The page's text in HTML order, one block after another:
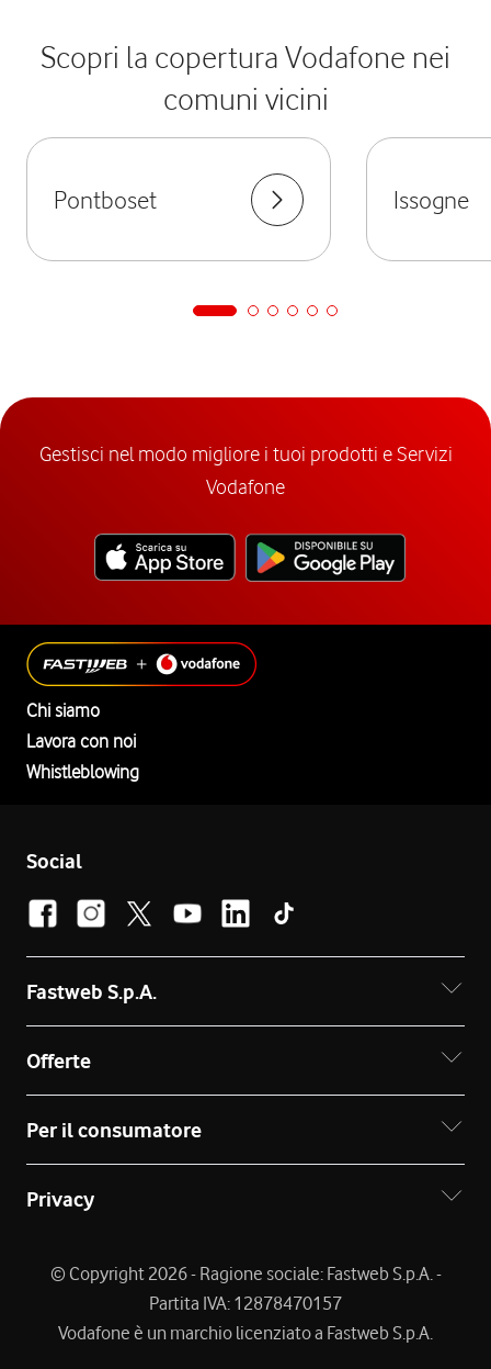
Scopri la copertura Vodafone nei
comuni vicini
Pontboset Issogne
Gestisci nel modo migliore i tuoi prodotti e Servizi
Vodafone
Chi siamo
Lavora con noi
Whistleblowing
Social
Fastweb S.p.A.
Offerte
Per il consumatore
Privacy
© Copyright 2026 - Ragione sociale: Fastweb S.p.A. -
Partita IVA: 12878470157
Vodafone è un marchio licenziato a Fastweb S.p.A.